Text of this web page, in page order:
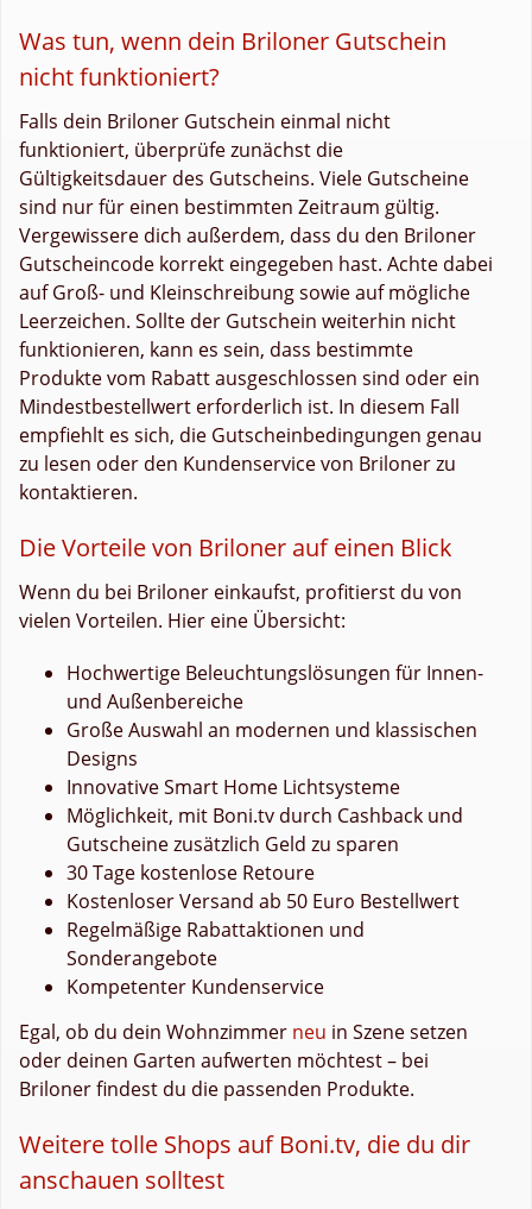
Was tun, wenn dein Briloner Gutschein
nicht funktioniert?
Falls dein Briloner Gutschein einmal nicht
funktioniert, überprüfe zunächst die
Gültigkeitsdauer des Gutscheins. Viele Gutscheine
sind nur für einen bestimmten Zeitraum gültig.
Vergewissere dich außerdem, dass du den Briloner
Gutscheincode korrekt eingegeben hast. Achte dabei
auf Groß- und Kleinschreibung sowie auf mögliche
Leerzeichen. Sollte der Gutschein weiterhin nicht
funktionieren, kann es sein, dass bestimmte
Produkte vom Rabatt ausgeschlossen sind oder ein
Mindestbestellwert erforderlich ist. In diesem Fall
empfiehlt es sich, die Gutscheinbedingungen genau
zu lesen oder den Kundenservice von Briloner zu
kontaktieren.
Die Vorteile von Briloner auf einen Blick
Wenn du bei Briloner einkaufst, profitierst du von
vielen Vorteilen. Hier eine Übersicht:
Hochwertige Beleuchtungslösungen für Innen-
und Außenbereiche
Große Auswahl an modernen und klassischen
Designs
Innovative Smart Home Lichtsysteme
Möglichkeit, mit Boni.tv durch Cashback und
Gutscheine zusätzlich Geld zu sparen
30 Tage kostenlose Retoure
Kostenloser Versand ab 50 Euro Bestellwert
Regelmäßige Rabattaktionen und
Sonderangebote
Kompetenter Kundenservice
Egal, ob du dein Wohnzimmer neu in Szene setzen
oder deinen Garten aufwerten möchtest – bei
Briloner findest du die passenden Produkte.
Weitere tolle Shops auf Boni.tv, die du dir
anschauen solltest